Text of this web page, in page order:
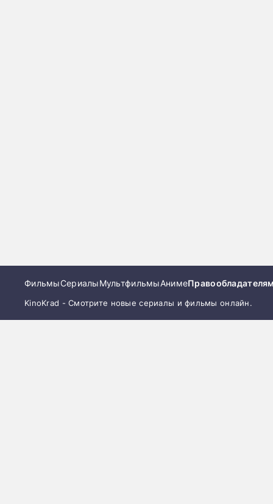
ФильмыСериалыМультфильмыАниме
KinoKrad - Смотрите новые сериалы и фильмы онлайн.